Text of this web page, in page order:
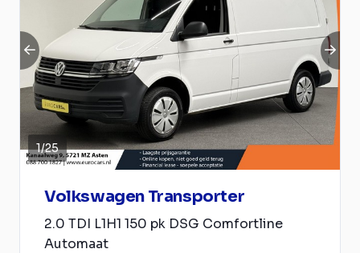
1/25
Volkswagen Transporter
2.0 TDI L1H1 150 pk DSG Comfortline
Automaat